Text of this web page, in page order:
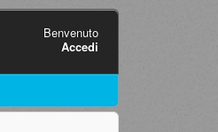
Benvenuto
Accedi